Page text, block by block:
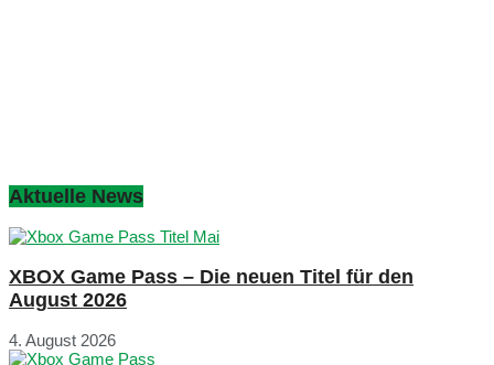
Aktuelle News
XBOX Game Pass – Die neuen Titel für den
August 2026
4. August 2026